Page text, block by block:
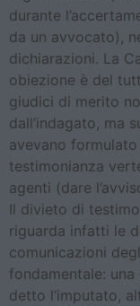
durante
da un avvocato),
dichiarazioni. La
obiezione è del
giudici di merito
dall’indagato, ma
avevano
testimonianza
agenti (dare
Il divieto di
riguarda infatti le
comunicazioni
fondamentale:
detto l’imputato,